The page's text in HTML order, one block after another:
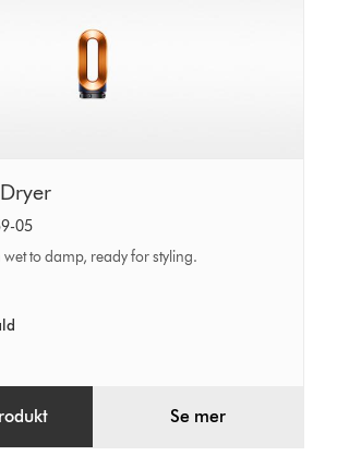
05
to damp, ready for styling.
Se mer